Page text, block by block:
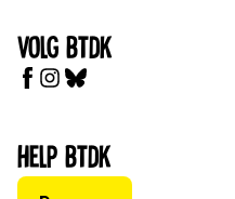
Volg BTDK
Help BTDK